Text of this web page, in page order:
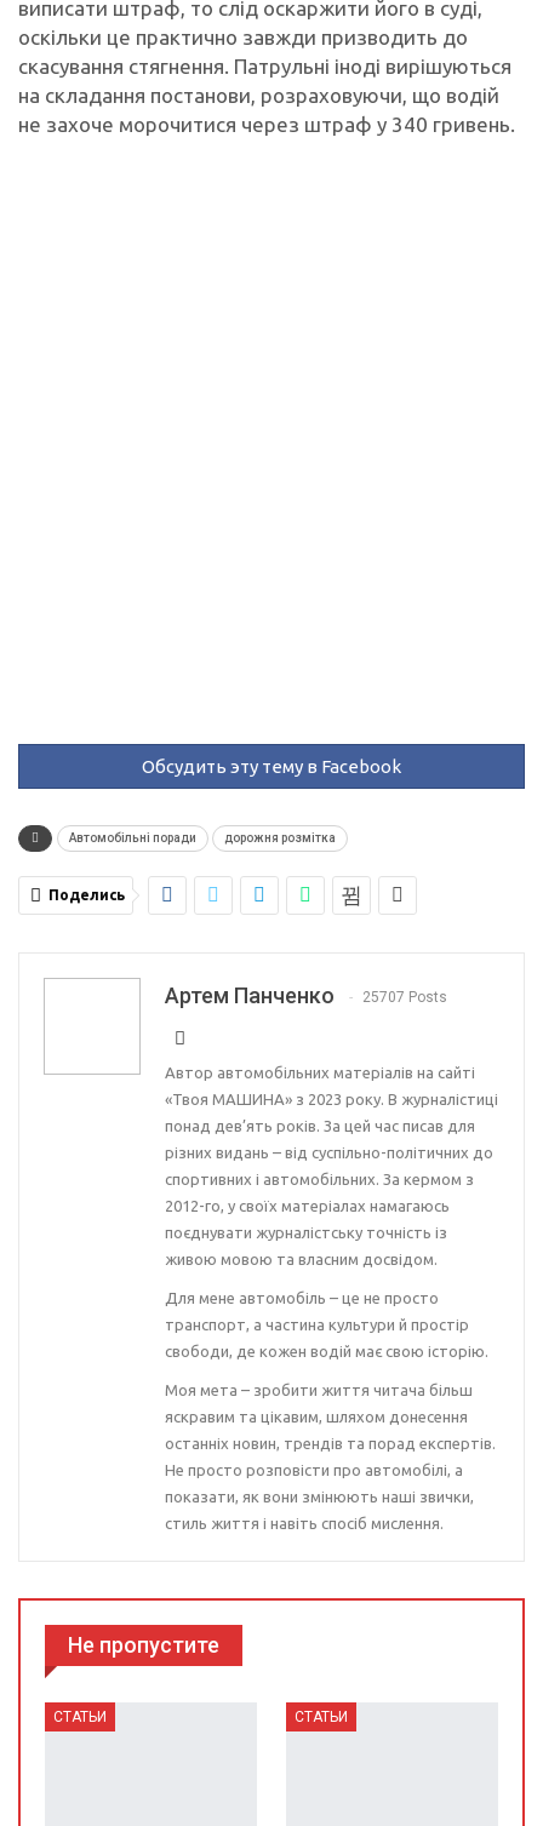
виписати штраф, то слід оскаржити його в суді,
оскільки це практично завжди призводить до
скасування стягнення. Патрульні іноді вирішуються
на складання постанови, розраховуючи, що водій
не захоче морочитися через штраф у 340 гривень.
Обсудить эту тему в Facebook
Автомобільні поради дорожня розмітка
Поделись
Артем Панченко 25707 Posts
Автор автомобільних матеріалів на сайті
«Твоя МАШИНА» з 2023 року. В журналістиці
понад дев’ять років. За цей час писав для
різних видань – від суспільно-політичних до
спортивних і автомобільних. За кермом з
2012-го, у своїх матеріалах намагаюсь
поєднувати журналістську точність із
живою мовою та власним досвідом.
Для мене автомобіль – це не просто
транспорт, а частина культури й простір
свободи, де кожен водій має свою історію.
Моя мета – зробити життя читача більш
яскравим та цікавим, шляхом донесення
останніх новин, трендів та порад експертів.
Не просто розповісти про автомобілі, а
показати, як вони змінюють наші звички,
стиль життя і навіть спосіб мислення.
Не пропустите
СТАТЬИ СТАТЬИ